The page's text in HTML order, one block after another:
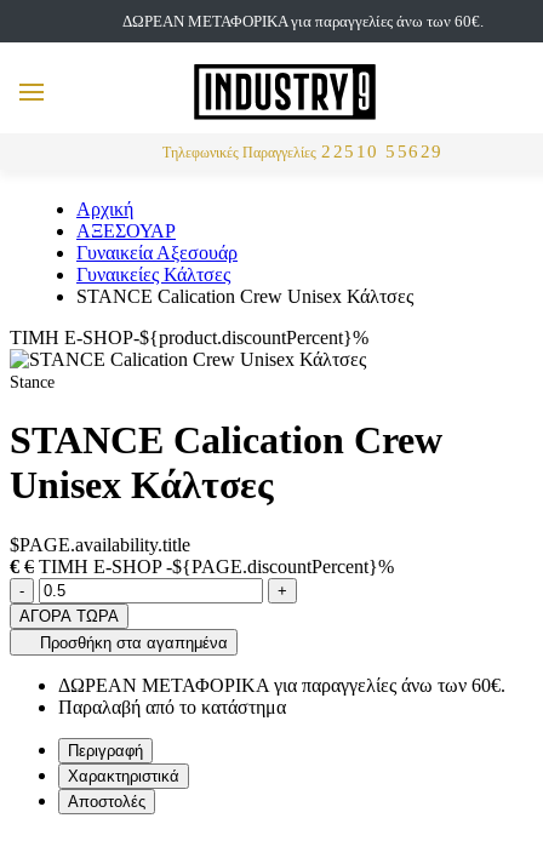
ΔΩΡΕΑΝ ΜΕΤΑΦΟΡΙΚΑ για παραγγελίες άνω των 60€.
Τηλεφωνικές Παραγγελίες 22510 55629
MENU
Αρχική
ΑΞΕΣΟΥΑΡ
Γυναικεία Αξεσουάρ
Γυναικείες Κάλτσες
STANCE Calication Crew Unisex Κάλτσες
ΤΙΜΗ E-SHOP-${product.discountPercent}%
Stance
STANCE Calication Crew
Unisex Κάλτσες
$PAGE.availability.title
€ € ΤΙΜΗ E-SHOP -${PAGE.discountPercent}%
Ποσότητα
-product.increase.quantity +
ΑΓΟΡΑ ΤΩΡΑ
Προσθήκη στα αγαπημένα
ΔΩΡΕΑΝ ΜΕΤΑΦΟΡΙΚΑ για παραγγελίες άνω των 60€.
Παραλαβή από το κατάστημα
Περιγραφή
Χαρακτηριστικά
Αποστολές